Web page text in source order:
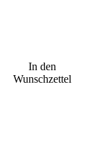
In den
Wunschzettel